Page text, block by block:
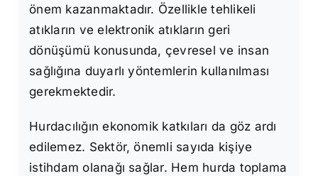
önem kazanmaktadır. Özellikle tehlikeli
atıkların ve elektronik atıkların geri
dönüşümü konusunda, çevresel ve insan
sağlığına duyarlı yöntemlerin kullanılması
gerekmektedir.
Hurdacılığın ekonomik katkıları da göz ardı
edilemez. Sektör, önemli sayıda kişiye
istihdam olanağı sağlar. Hem hurda toplama